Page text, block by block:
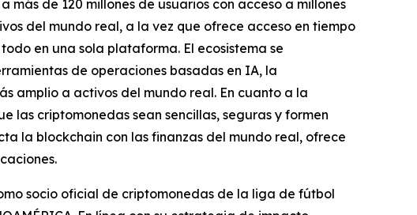
más de 120 millones de usuarios con acceso a millones
del mundo real, a la vez que ofrece acceso en tiempo
en una sola plataforma. El ecosistema se
de operaciones basadas en IA, la
amplio a activos del mundo real. En cuanto a la
criptomonedas sean sencillas, seguras y formen
la blockchain con las finanzas del mundo real, ofrece
socio oficial de criptomonedas de la liga de fútbol